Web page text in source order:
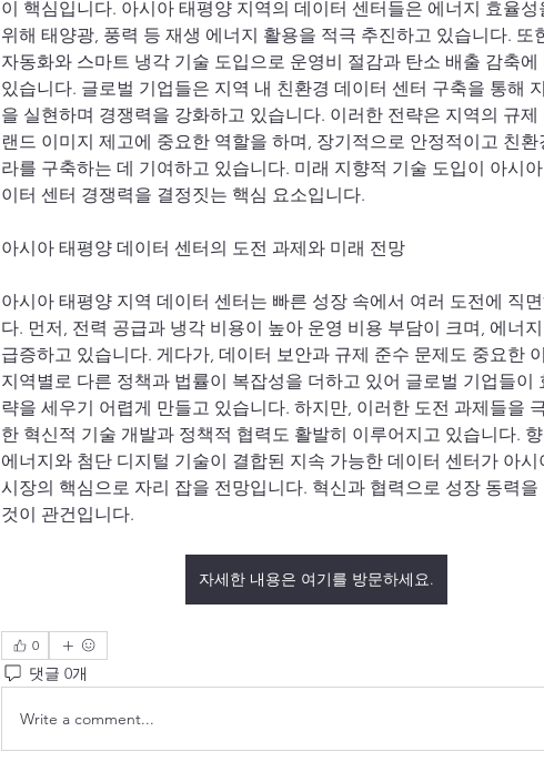
이 핵심입니다. 아시아 태평양 지역의 데이터 센터들은 에너지 효율성
위해 태양광, 풍력 등 재생 에너지 활용을 적극 추진하고 있습니다. 또
자동화와 스마트 냉각 기술 도입으로 운영비 절감과 탄소 배출 감축에
있습니다. 글로벌 기업들은 지역 내 친환경 데이터 센터 구축을 통해
을 실현하며 경쟁력을 강화하고 있습니다. 이러한 전략은 지역의 규제
랜드 이미지 제고에 중요한 역할을 하며, 장기적으로 안정적이고 친환
라를 구축하는 데 기여하고 있습니다. 미래 지향적 기술 도입이 아시
이터 센터 경쟁력을 결정짓는 핵심 요소입니다.
아시아 태평양 데이터 센터의 도전 과제와 미래 전망
아시아 태평양 지역 데이터 센터는 빠른 성장 속에서 여러 도전에 직
다. 먼저, 전력 공급과 냉각 비용이 높아 운영 비용 부담이 크며, 에너
급증하고 있습니다. 게다가, 데이터 보안과 규제 준수 문제도 중요한
지역별로 다른 정책과 법률이 복잡성을 더하고 있어 글로벌 기업들이
략을 세우기 어렵게 만들고 있습니다. 하지만, 이러한 도전 과제들을
한 혁신적 기술 개발과 정책적 협력도 활발히 이루어지고 있습니다.
에너지와 첨단 디지털 기술이 결합된 지속 가능한 데이터 센터가 아시
시장의 핵심으로 자리 잡을 전망입니다. 혁신과 협력으로 성장 동력을
것이 관건입니다.
자세한 내용은 여기를 방문하세요.
0
댓글 0개
Write a comment...